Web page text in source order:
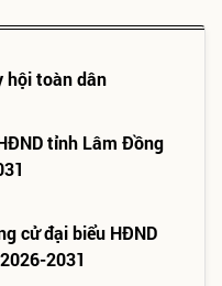
hội toàn dân
tỉnh Lâm Đồng
cử đại biểu HĐND
2031